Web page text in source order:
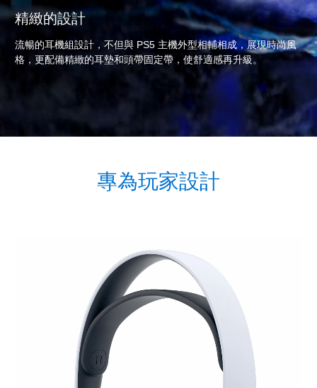
精緻的設計
流暢的耳機組設計，不但與 PS5 主機外型相輔相成，展現時尚風
格，更配備精緻的耳墊和頭帶固定帶，使舒適感再升級。
專為玩家設計